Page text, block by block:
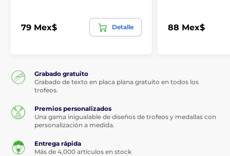
79 Mex$ Detalle 88 Mex$
Grabado gratuito
Grabado de texto en placa plana gratuito en todos los
trofeos.
Premios personalizados
Una gama inigualable de diseños de trofeos y medallas con
personalización a medida.
Entrega rápida
Más de 4,000 artículos en stock